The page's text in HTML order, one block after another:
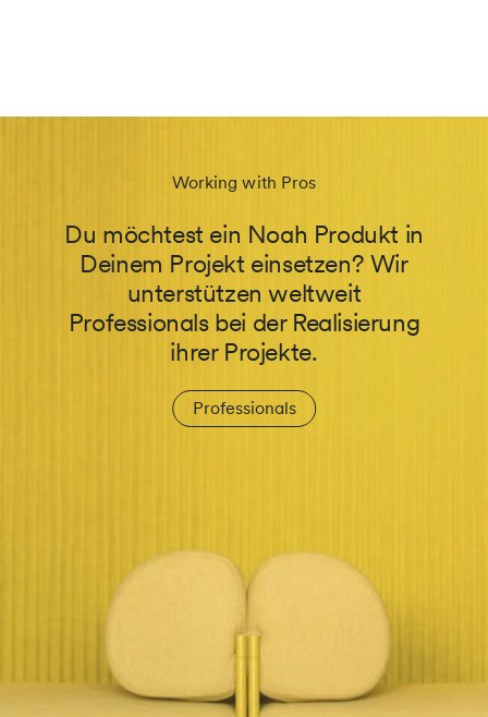
Working with Pros
Du möchtest ein Noah Produkt in
Deinem Projekt einsetzen? Wir
unterstützen weltweit
Professionals bei der Realisierung
ihrer Projekte.
Professionals